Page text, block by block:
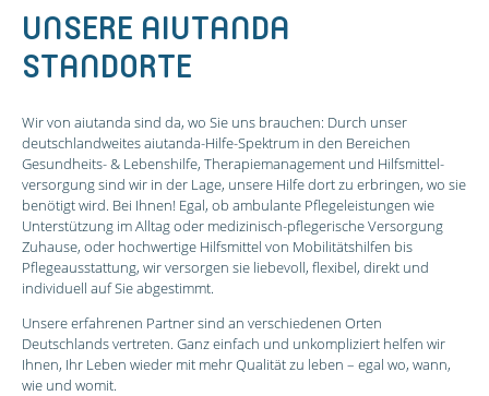
UNSERE AIUTANDA
STANDORTE
Wir von aiutanda sind da, wo Sie uns brauchen: Durch unser
deutschlandweites aiutanda-Hilfe-Spektrum in den Bereichen
Gesundheits- & Lebenshilfe, Therapie­management und Hilfsmittel­
versorgung sind wir in der Lage, unsere Hilfe dort zu erbringen, wo sie
benötigt wird. Bei Ihnen! Egal, ob ambulante Pflegeleistungen wie
Unterstützung im Alltag oder medizinisch-pflegerische Versorgung
Zuhause, oder hochwertige Hilfsmittel von Mobilitäts­hilfen bis
Pflegeausstattung, wir versorgen sie liebevoll, flexibel, direkt und
individuell auf Sie abgestimmt.
Unsere erfahrenen Partner sind an verschiedenen Orten
Deutschlands vertreten. Ganz einfach und unkompliziert helfen wir
Ihnen, Ihr Leben wieder mit mehr Qualität zu leben – egal wo, wann,
wie und womit.